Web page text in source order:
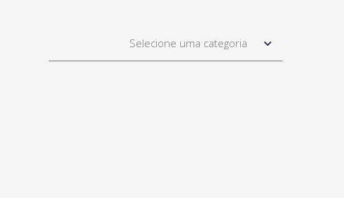
Selecione uma categoria